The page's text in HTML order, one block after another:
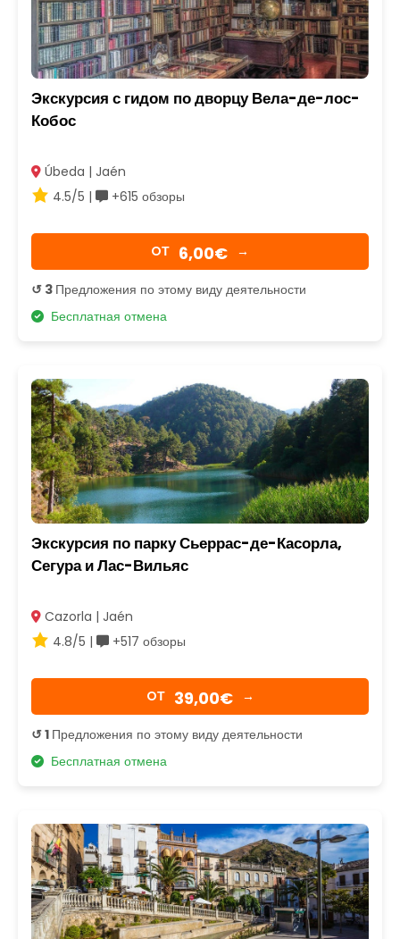
Экскурсия с гидом по дворцу Вела-де-лос-
Кобос
Úbeda | Jaén
4.5/5 |
+615 обзоры
OТ 6,00€ →
↺ 3 Предложения по этому виду деятельности
Бесплатная отмена
Экскурсия по парку Сьеррас-де-Касорла,
Сегура и Лас-Вильяс
Cazorla | Jaén
4.8/5 |
+517 обзоры
OТ 39,00€ →
↺ 1 Предложения по этому виду деятельности
Бесплатная отмена